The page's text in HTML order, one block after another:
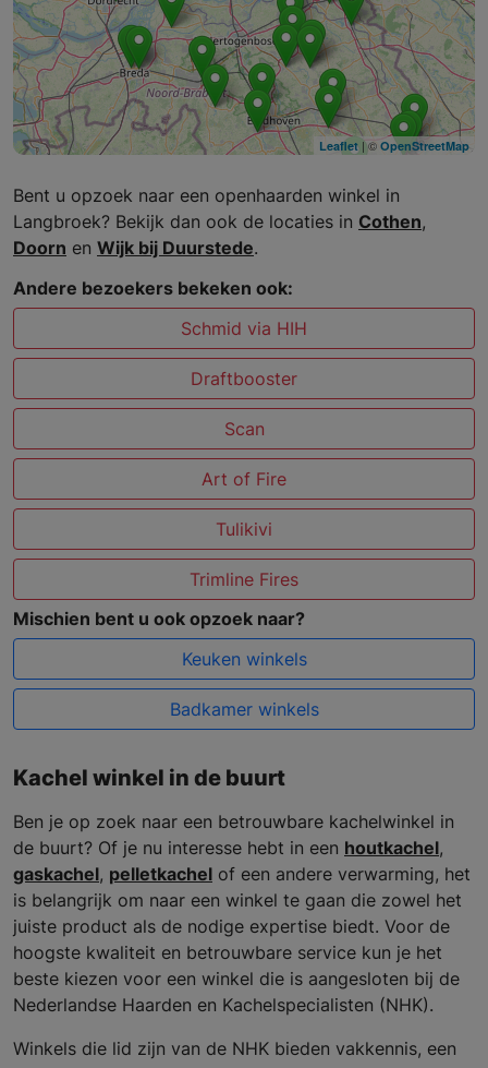
Leaflet | © OpenStreetMap
Bent u opzoek naar een openhaarden winkel in
Langbroek? Bekijk dan ook de locaties in Cothen,
Doorn en Wijk bij Duurstede.
Andere bezoekers bekeken ook:
Schmid via HIH
Draftbooster
Scan
Art of Fire
Tulikivi
Trimline Fires
Mischien bent u ook opzoek naar?
Keuken winkels
Badkamer winkels
Kachel winkel in de buurt
Ben je op zoek naar een betrouwbare kachelwinkel in
de buurt? Of je nu interesse hebt in een houtkachel,
gaskachel, pelletkachel of een andere verwarming, het
is belangrijk om naar een winkel te gaan die zowel het
juiste product als de nodige expertise biedt. Voor de
hoogste kwaliteit en betrouwbare service kun je het
beste kiezen voor een winkel die is aangesloten bij de
Nederlandse Haarden en Kachelspecialisten (NHK).
Winkels die lid zijn van de NHK bieden vakkennis, een